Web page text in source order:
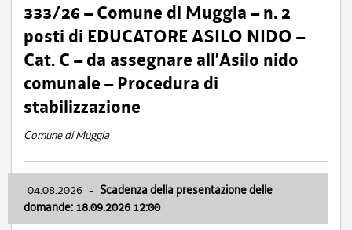
333/26 – Comune di Muggia – n. 2
posti di EDUCATORE ASILO NIDO –
Cat. C – da assegnare all’Asilo nido
comunale – Procedura di
stabilizzazione
Comune di Muggia
04.08.2026 - Scadenza della presentazione delle
domande: 18.09.2026 12:00